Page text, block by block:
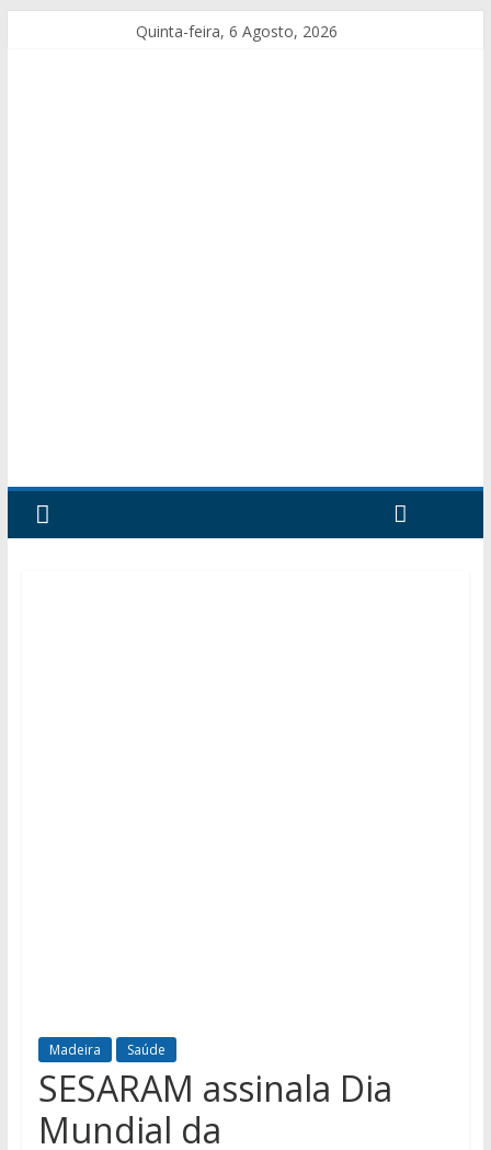
Quinta-feira, 6 Agosto, 2026
Madeira Saúde
SESARAM assinala Dia
Mundial da